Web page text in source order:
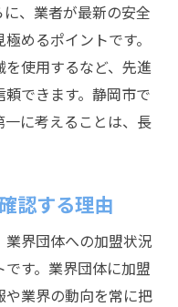
、業者が最新の安全
めるポイントです。
使用するなど、先進
できます。静岡市で
に考えることは、長
認する理由
界団体への加盟状況
す。業界団体に加盟
や業界の動向を常に把